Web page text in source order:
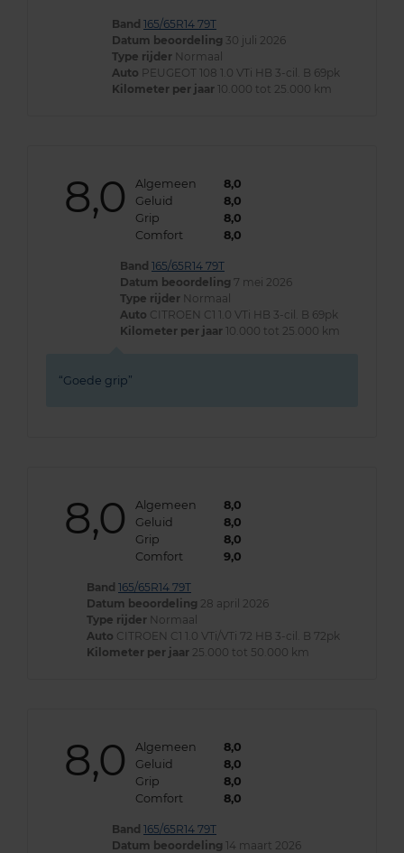
Band 165/65R14 79T
Datum beoordeling 30 juli 2026
Type rijder Normaal
Auto PEUGEOT 108 1.0 VTi HB 3-cil. B 69pk
Kilometer per jaar 10.000 tot 25.000 km
8,0 Algemeen
8,0
Geluid
8,0
Grip
8,0
Comfort
8,0
Band 165/65R14 79T
Datum beoordeling 7 mei 2026
Type rijder Normaal
Auto CITROEN C1 1.0 VTi HB 3-cil. B 69pk
Kilometer per jaar 10.000 tot 25.000 km
Goede grip
8,0 Algemeen
8,0
Geluid
8,0
Grip
8,0
Comfort
9,0
Band 165/65R14 79T
Datum beoordeling 28 april 2026
Type rijder Normaal
Auto CITROEN C1 1.0 VTi/VTi 72 HB 3-cil. B 72pk
Kilometer per jaar 25.000 tot 50.000 km
8,0 Algemeen
8,0
Geluid
8,0
Grip
8,0
Comfort
8,0
Band 165/65R14 79T
Datum beoordeling 14 maart 2026